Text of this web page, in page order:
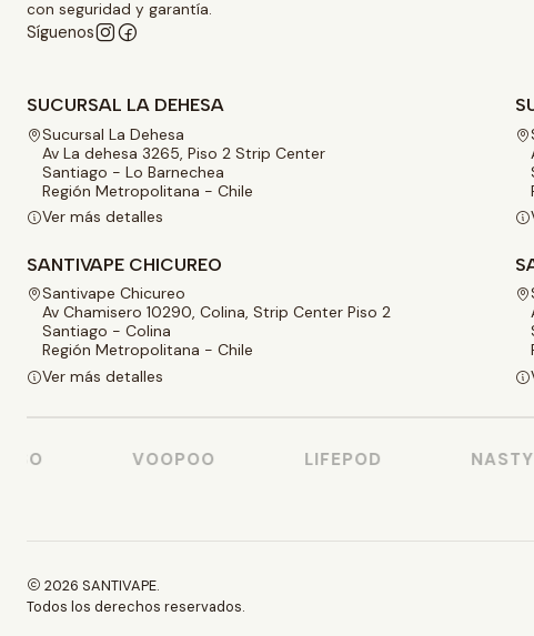
con seguridad y garantía.
Síguenos
SUCURSAL LA DEHESA
Sucursal La Dehesa
Av La dehesa 3265, Piso 2 Strip Center
Santiago - Lo Barnechea
Región Metropolitana - Chile
Ver más detalles
SANTIVAPE CHICUREO
Santivape Chicureo
Av Chamisero 10290, Colina, Strip Center Piso 2
Santiago - Colina
Región Metropolitana - Chile
Ver más detalles
VOOPOO LIFEPOD NASTY
2026 SANTIVAPE.
Todos los derechos reservados.